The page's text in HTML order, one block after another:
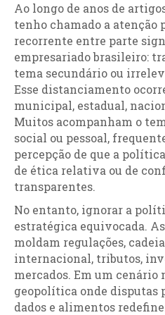
Ao longo de anos de
tenho chamado a atenção
recorrente entre parte
empresariado brasileiro:
tema secundário ou
Esse distanciamento
municipal, estadual,
Muitos acompanham o
social ou pessoal,
percepção de que a
de ética relativa ou de
transparentes.
No entanto, ignorar a
estratégica equivocada.
moldam regulações,
internacional, tributos,
mercados. Em um cenário
geopolítica onde disputas
dados e alimentos